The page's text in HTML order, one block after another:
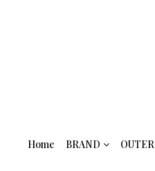
Home BRAND OUTER